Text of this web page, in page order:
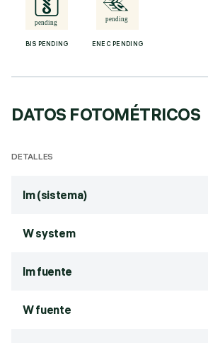
BIS PENDING ENEC PENDING
DATOS FOTOMÉTRICOS
DETALLES
lm (sistema)
W system
lm fuente
W fuente